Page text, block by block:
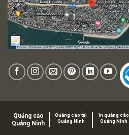
Quảng cáo
Quảng Ninh
Quảng cáo tại
Quảng Ninh
In quảng cáo
Quảng Ninh